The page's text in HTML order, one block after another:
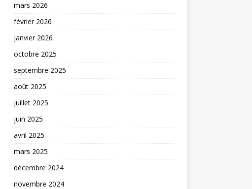
mars 2026
février 2026
janvier 2026
octobre 2025
septembre 2025
août 2025
juillet 2025
juin 2025
avril 2025
mars 2025
décembre 2024
novembre 2024